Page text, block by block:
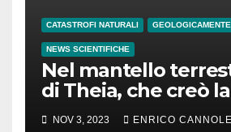
CATASTROFI NATURALI GEOLOGICAMENTE
NEWS SCIENTIFICHE
Nel mantello
di Theia, che creò
NOV 3, 2023 ENRICO